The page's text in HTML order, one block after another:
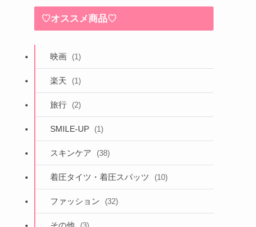
♡オススメ商品♡
映画 (1)
楽天 (1)
旅行 (2)
SMILE-UP (1)
スキンケア (38)
着圧タイツ・着圧スパッツ (10)
ファッション (32)
その他 (3)